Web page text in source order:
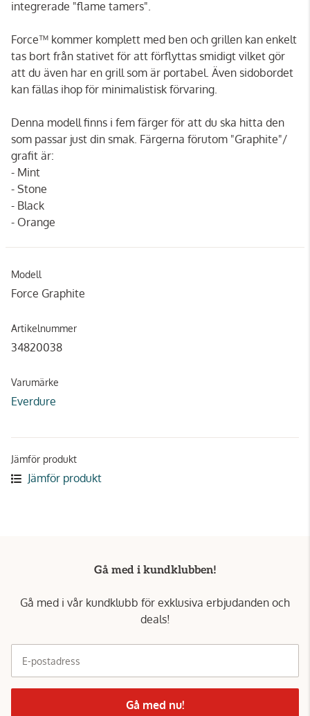
integrerade "flame tamers".
Force™ kommer komplett med ben och grillen kan enkelt
tas bort från stativet för att förflyttas smidigt vilket gör
att du även har en grill som är portabel. Även sidobordet
kan fällas ihop för minimalistisk förvaring.
Denna modell finns i fem färger för att du ska hitta den
som passar just din smak. Färgerna förutom "Graphite"/
grafit är:
- Mint
- Stone
- Black
- Orange
Modell
Force Graphite
Artikelnummer
34820038
Varumärke
Everdure
Jämför produkt
Jämför produkt
Gå med i kundklubben!
Gå med i vår kundklubb för exklusiva erbjudanden och
deals!
E-postadress
Gå med nu!